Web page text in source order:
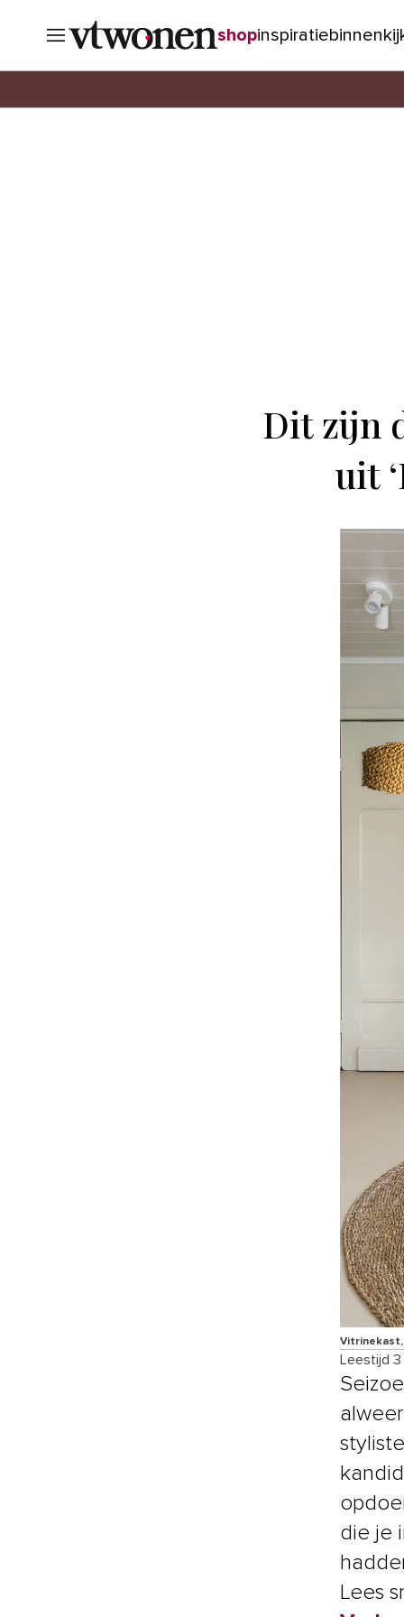
shopinspiratie
Dit zijn
uit
Vitrinekast,
Leestijd
die je
Lees